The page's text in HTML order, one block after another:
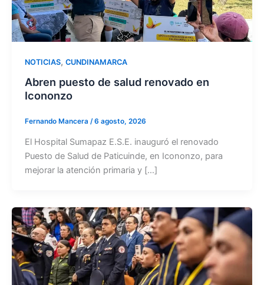
NOTICIAS, CUNDINAMARCA
Abren puesto de salud renovado en
Icononzo
Fernando Mancera /6 agosto, 2026
El Hospital Sumapaz E.S.E. inauguró el renovado
Puesto de Salud de Paticuinde, en Icononzo, para
mejorar la atención primaria y […]